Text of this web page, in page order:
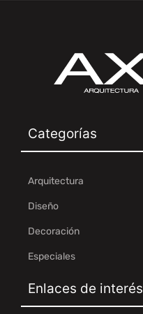
Categorías
Arquitectura
Diseño
Decoración
Especiales
Enlaces de interés